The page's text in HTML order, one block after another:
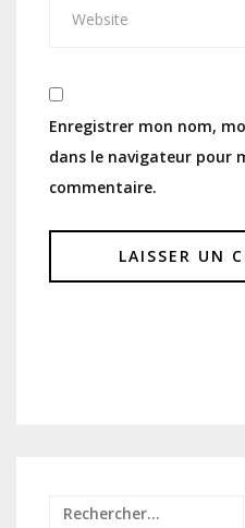
Enregistrer mon nom,
dans le navigateur pour
commentaire.
Rechercher :